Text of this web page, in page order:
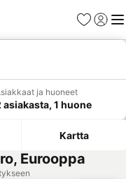
Suosikit
ja huoneet
asiakasta, 1 huone
Kartta
Eurooppa